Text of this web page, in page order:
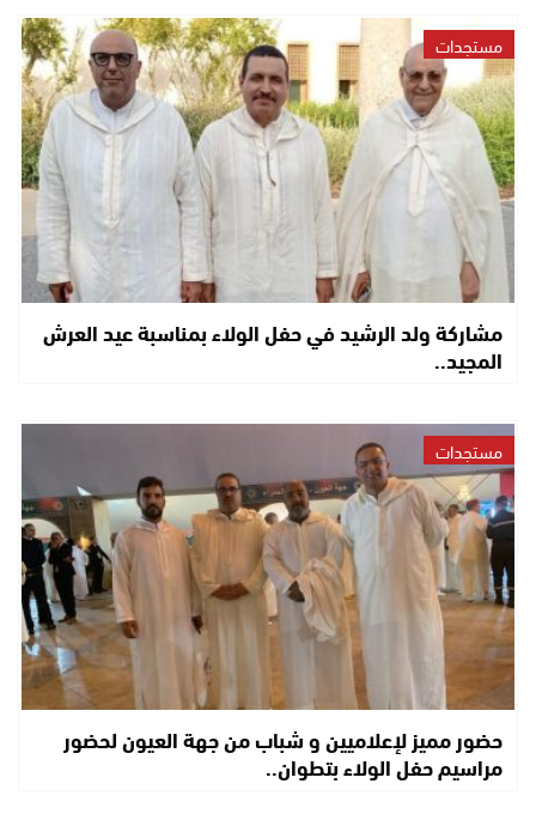
مستجدات
مشاركة ولد الرشيد في حفل الولاء بمناسبة عيد العرش
المجيد..
مستجدات
حضور مميز لإعلاميين و شباب من جهة العيون لحضور
مراسيم حفل الولاء بتطوان..